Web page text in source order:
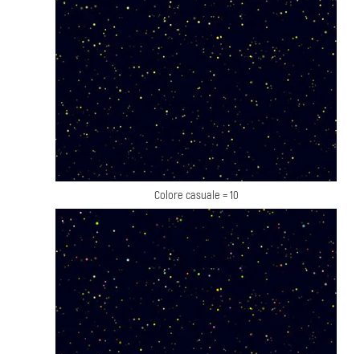
Colore casuale = 10